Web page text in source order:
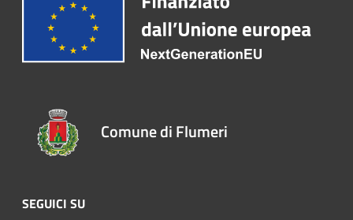
Comune di Flumeri
SEGUICI SU